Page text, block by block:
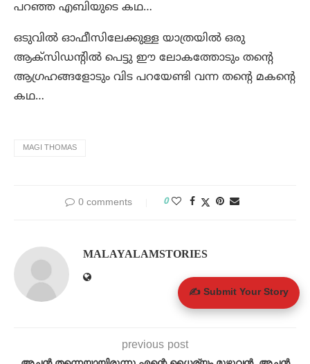
പറഞ്ഞ എബിയുടെ കഥ…
ഒടുവിൽ ഓഫീസിലേക്കുള്ള യാത്രയിൽ ഒരു
ആക്‌സിഡന്റിൽ പെട്ടു ഈ ലോകത്തോടും തന്റെ
ആഗ്രഹങ്ങളോടും വിട പറയേണ്ടി വന്ന തന്റെ മകന്റെ
കഥ…
MAGI THOMAS
0 comments 0
MALAYALAMSTORIES
previous post
✍️ Submit Your Story